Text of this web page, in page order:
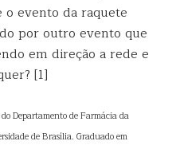
evento da raquete
por outro evento que
em direção a rede e
[1]
Departamento de Farmácia da
de Brasília. Graduado em